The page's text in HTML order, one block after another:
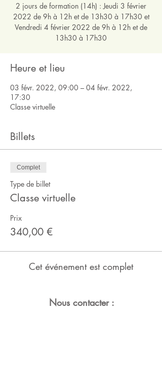
2 jours de formation (14h) : Jeudi 3 février
2022 de 9h à 12h et de 13h30 à 17h30 et
Vendredi 4 février 2022 de 9h à 12h et de
13h30 à 17h30
Heure et lieu
03 févr. 2022, 09:00 – 04 févr. 2022,
17:30
Classe virtuelle
Billets
Complet
Type de billet
Classe virtuelle
Prix
340,00 €
Cet événement est complet
Nous contacter :